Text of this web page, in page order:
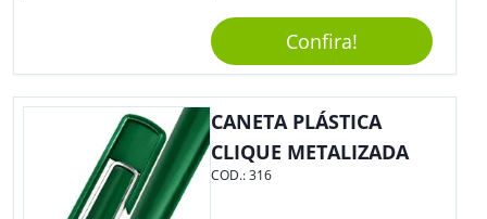
Para Diversas Ocasiões.
Perfeito, Não É?!
Confira!
CANETA PLÁSTICA
CLIQUE METALIZADA
COD.:316